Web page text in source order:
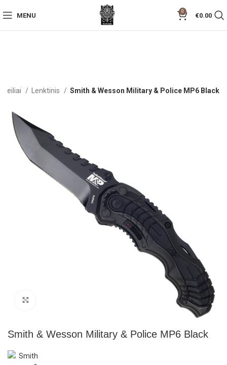
MENU
0
€0.00
Peiliai Lenktinis Smith & Wesson Military & Police MP6 Black
Smith & Wesson Military & Police MP6 Black